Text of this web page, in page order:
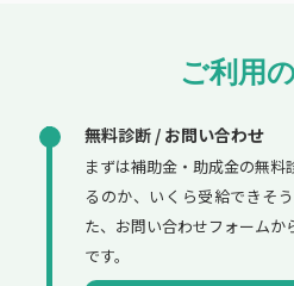
ご利用
無料診断 / お問い合わせ
まずは補助金・助成金の無料
るのか、いくら受給できそ
た、お問い合わせフォームか
です。